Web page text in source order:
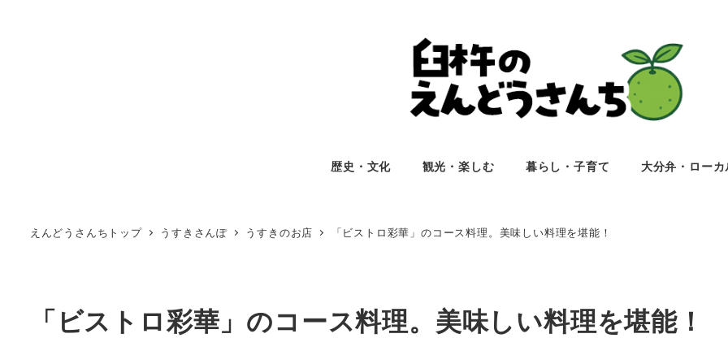
歴史・文化 観光・楽しむ 暮らし・子育て 大分弁・ロー
えんどうさんちトップ うすきさんぽ うすきのお店 「ビストロ彩華」のコース料理。美味しい料理を堪能！
「ビストロ彩華」のコース料理。美味しい料理を堪能！